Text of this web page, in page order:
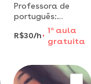
Professora de
português:
aprenda com
paixão e
dedicação
amor pela língua
portuguesa
R$30/h
1 aaula
gratuita